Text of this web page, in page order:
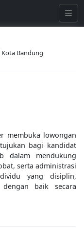
Kota Bandung
membuka lowongan
bagi kandidat
dalam mendukung
serta administrasi
yang disiplin,
baik secara